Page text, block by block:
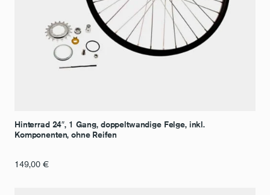
Hinterrad 24″, 1 Gang, doppeltwandige Felge, inkl.
Komponenten, ohne Reifen
149,00 €